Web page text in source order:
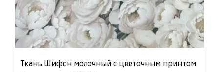
Ткань Шифон молочный с цветочным принтом